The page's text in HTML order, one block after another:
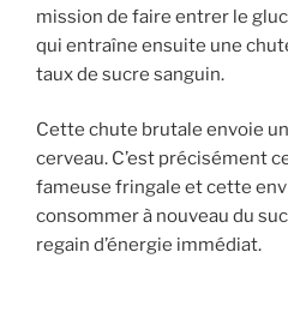
mission de faire entrer le
qui entraîne ensuite une
taux de sucre sanguin.
Cette chute brutale envoie
cerveau. C’est précisément
fameuse fringale et cette
consommer à nouveau du
regain d’énergie immédiat.